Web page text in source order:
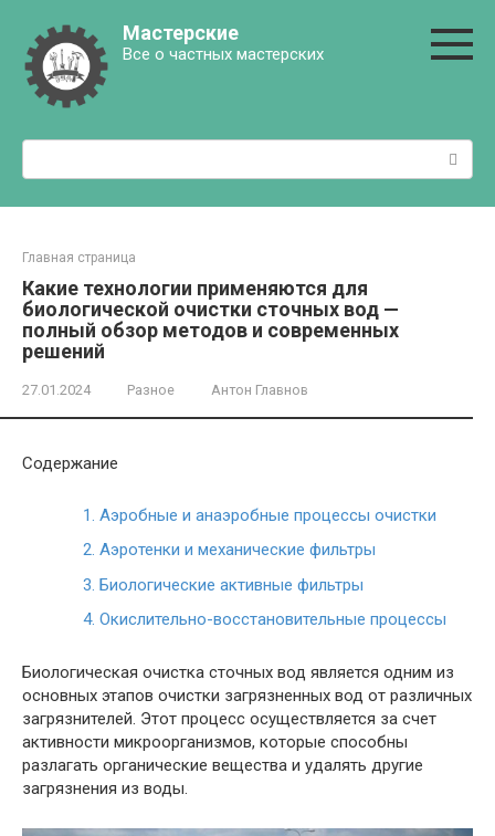
контенту
Мастерские
Все о частных мастерских
Поиск:
Главная страница
Какие технологии применяются для
биологической очистки сточных вод —
полный обзор методов и современных
решений
27.01.2024 Разное Антон Главнов
Содержание
1. Аэробные и анаэробные процессы очистки
2. Аэротенки и механические фильтры
3. Биологические активные фильтры
4. Окислительно-восстановительные процессы
Биологическая очистка сточных вод является одним из
основных этапов очистки загрязненных вод от различных
загрязнителей. Этот процесс осуществляется за счет
активности микроорганизмов, которые способны
разлагать органические вещества и удалять другие
загрязнения из воды.